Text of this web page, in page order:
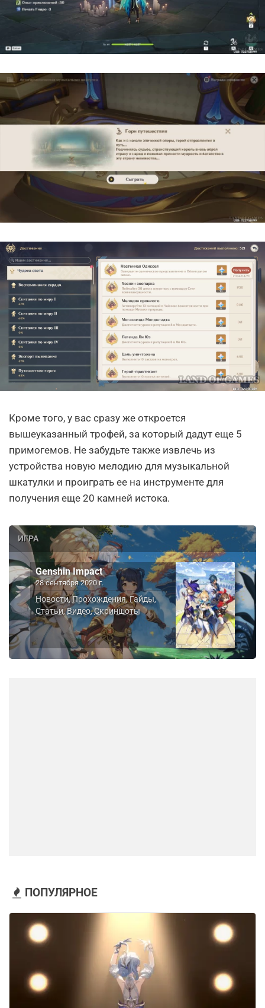
Кроме того, у вас сразу же откроется
вышеуказанный трофей, за который дадут еще 5
примогемов. Не забудьте также извлечь из
устройства новую мелодию для музыкальной
шкатулки и проиграть ее на инструменте для
получения еще 20 камней истока.
ИГРА
Genshin Impact
28 сентября 2020 г.
Новости,Прохождения,Гайды,
Статьи,Видео,Скриншоты
ПОПУЛЯРНОЕ